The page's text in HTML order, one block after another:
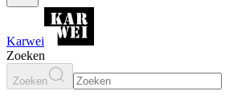
Karwei
Zoeken
Zoeken